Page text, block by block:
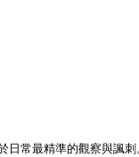
常最精準的觀察與諷